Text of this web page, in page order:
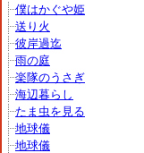
僕はかぐや姫
送り火
彼岸過迄
雨の庭
楽隊のうさぎ
海辺暮らし
たま虫を見る
地球儀
地球儀